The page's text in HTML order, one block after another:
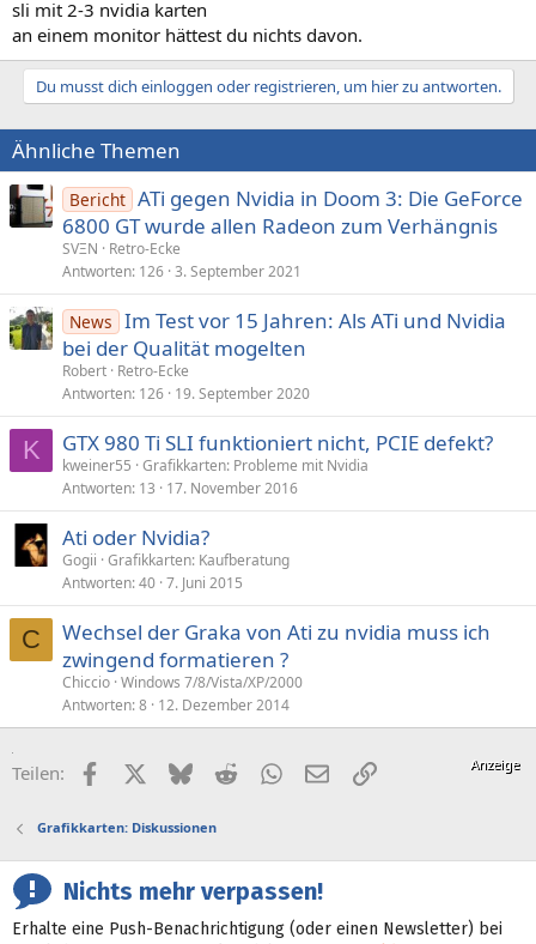
sli mit 2-3 nvidia karten
an einem monitor hättest du nichts davon.
Du musst dich einloggen oder registrieren, um hier zu antworten.
Ähnliche Themen
Bericht ATi gegen Nvidia in Doom 3: Die GeForce
6800 GT wurde allen Radeon zum Verhängnis
SVΞN
Retro-Ecke
Antworten 126 3. September 2021
News Im Test vor 15 Jahren: Als ATi und Nvidia
bei der Qualität mogelten
Robert Retro-Ecke
Antworten 126 19. September 2020
K GTX 980 Ti SLI funktioniert nicht, PCIE defekt?
kweiner55 Grafikkarten: Probleme mit Nvidia
Antworten 13 17. November 2016
Ati oder Nvidia?
Gogii Grafikkarten: Kaufberatung
Antworten 40 7. Juni 2015
C
Wechsel der Graka von Ati zu nvidia muss ich
zwingend formatieren ?
Chiccio Windows 7/8/Vista/XP/2000
Antworten 8 12. Dezember 2014
Teilen: FacebookX (Twitter)
BlueskyRedditWhatsApp
E-MailLink
Grafikkarten: Diskussionen
Nichts mehr verpassen!
Erhalte eine Push-Benachrichtigung (oder einen Newsletter) bei